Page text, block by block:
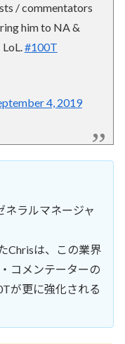
/ commentators
him to NA &
#100T
4, 2019
ネラルマネージャ
Chrisは、この業界
コメンテーターの
が更に強化される